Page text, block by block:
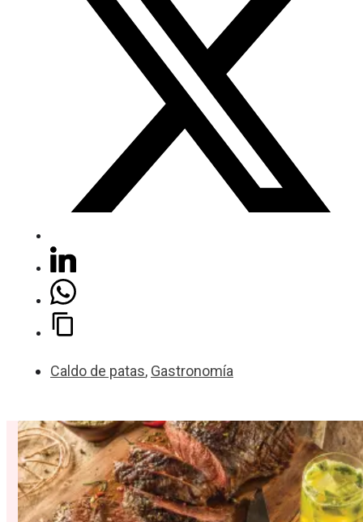
Caldo de patas, Gastronomía